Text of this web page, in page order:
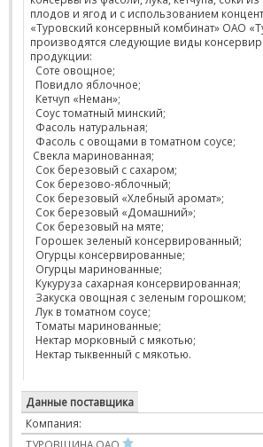
плодов и ягод и с использованием
«Туровский консервный комбинат» ОАО
производятся следующие виды
продукции:
Соте овощное;
Повидло яблочное;
Кетчуп «Неман»;
Соус томатный минский;
Фасоль натуральная;
Фасоль с овощами в томатном соусе;
Свекла маринованная;
Сок березовый с сахаром;
Сок березово-яблочный;
Сок березовый «Хлебный аромат»;
Сок березовый «Домашний»;
Сок березовый на мяте;
Горошек зеленый консервированный;
Огурцы консервированные;
Огурцы маринованные;
Кукуруза сахарная консервированная;
Закуска овощная с зеленым горошком;
Лук в томатном соусе;
Томаты маринованные;
Нектар морковный с мякотью;
Нектар тыквенный с мякотью.
Данные поставщика
Компания: